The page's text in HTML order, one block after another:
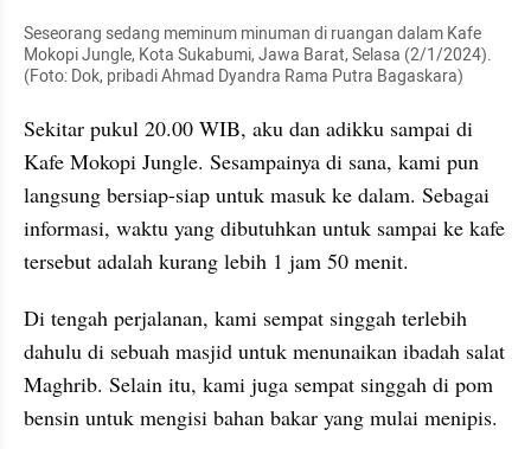
Seseorang sedang meminum minuman di ruangan dalam Kafe
Mokopi Jungle, Kota Sukabumi, Jawa Barat, Selasa (2/1/2024).
(Foto: Dok, pribadi Ahmad Dyandra Rama Putra Bagaskara)
Sekitar pukul 20.00 WIB, aku dan adikku sampai di
Kafe Mokopi Jungle. Sesampainya di sana, kami pun
langsung bersiap-siap untuk masuk ke dalam. Sebagai
informasi, waktu yang dibutuhkan untuk sampai ke kafe
tersebut adalah kurang lebih 1 jam 50 menit.
Di tengah perjalanan, kami sempat singgah terlebih
dahulu di sebuah masjid untuk menunaikan ibadah salat
Maghrib. Selain itu, kami juga sempat singgah di pom
bensin untuk mengisi bahan bakar yang mulai menipis.